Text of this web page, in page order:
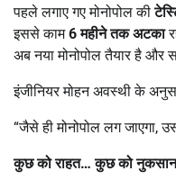
पहले लगाए गए मोनोपोल की
इससे काम6महीने तक अटका
अब नया मोनोपोल तैयार है और
इंजीनियर मोहन अवस्थी के
“जैसे ही मोनोपोल लग जाएगा,
कुछ को राहत…कुछ को नुकसान